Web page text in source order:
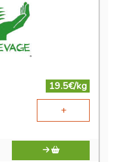
19.5€/kg
+